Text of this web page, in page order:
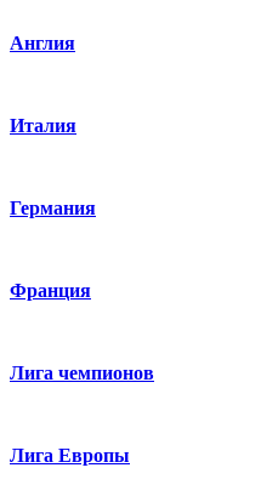
Англия
Италия
Германия
Франция
Лига чемпионов
Лига Европы